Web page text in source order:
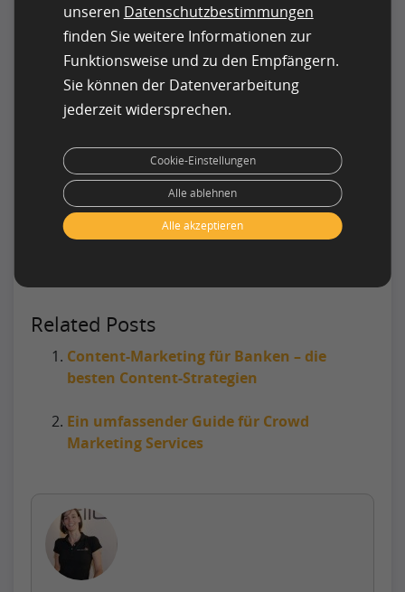
Detaillierte und anschauliche Informationen zur
Self-Service-Beauftragung von Texten über
clickworker erhalten Sie in diesem Video:Texte
auf dem Marktplatz von clickworker beauftragen
(Self-Service)
„Unique Content aus der Crowd“, Fallbeispiele
oder weitere Tipps zur
Suchmaschinenoptimierung haben möchten,
dann sehen Sie sich unsere Service-Seite „
SEO-
Texte schreiben lassen“ an.
Related Posts
Content-Marketing für Banken – die
besten Content-Strategien
Ein umfassender Guide für Crowd
Marketing Services
unseren Datenschutzbestimmungen
finden Sie weitere Informationen zur
Funktionsweise und zu den Empfängern.
Sie können der Datenverarbeitung
jederzeit widersprechen.
Alle akzeptieren
Alle ablehnen
Cookie-Einstellungen